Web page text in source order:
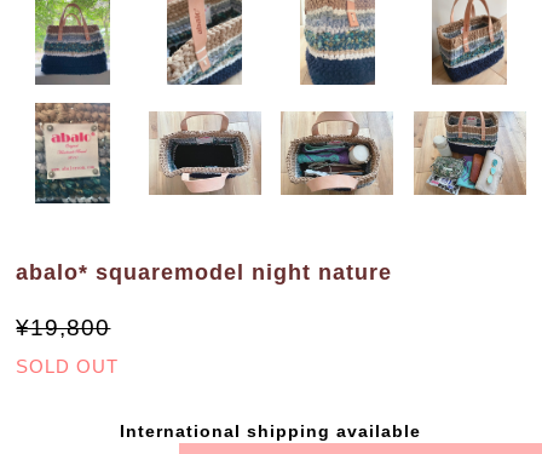
abalo* squaremodel night nature
¥19,800
SOLD OUT
International shipping available